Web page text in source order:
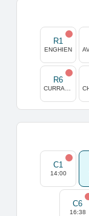
R1
ENGHIEN
R6
C1
14:00
C6
16:38